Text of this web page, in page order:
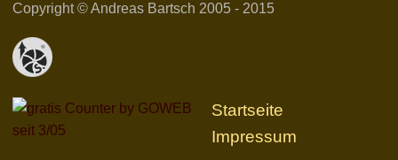
Copyright © Andreas Bartsch 2005 - 2015
seit 3/05
Startseite
Impressum